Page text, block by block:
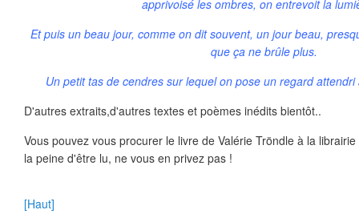
apprivoisé les ombres, on entrevoit la
Et puis un beau jour, comme on dit souvent, un jour beau,
que ça ne brûle plus.
Un petit tas de cendres sur lequel on pose un regard
D'autres extraits,d'autres textes et poèmes inédits bientôt..
Vous pouvez vous procurer le livre de Valérie Tröndle à la
la peine d'être lu, ne vous en privez pas !
[Haut]